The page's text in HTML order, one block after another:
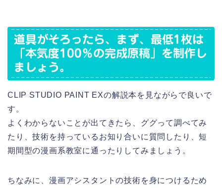
道具がそろったら、まず、最低1枚は
「本気度100％の完成原稿」を制作し
ましょう。
CLIP STUDIO PAINT EXの解説本を見ながらで良いで
す。
よくわからないことが出てきたら、ググって調べてみ
たり、技術を持っているお知り合いに質問したり、短
期間型の漫画系教室に通ったりしてみましょう。
ちなみに、漫画アシスタントの技術を身につけるため